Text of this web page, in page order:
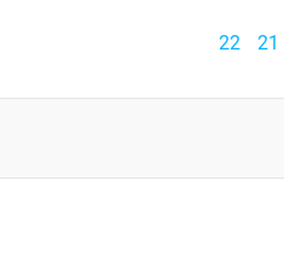
21
22